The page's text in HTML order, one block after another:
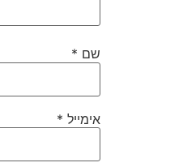
שם *
אימייל *